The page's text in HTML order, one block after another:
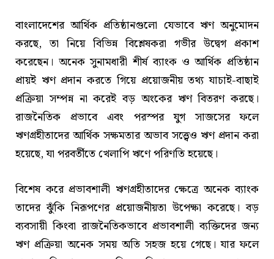
বাংলাদেশের আর্থিক প্রতিষ্ঠানগুলো যেভাবে ঋণ অনুমোদন
করছে, তা নিয়ে বিভিন্ন বিশ্লেষকরা গভীর উদ্বেগ প্রকাশ
করেছেন। অনেক সুনামধারী শীর্ষ ব্যাংক ও আর্থিক প্রতিষ্ঠান
প্রায়ই ঋণ প্রদান করতে গিয়ে প্রয়োজনীয় তথ্য যাচাই-বাছাই
প্রক্রিয়া সম্পন্ন না করেই বড় অংকের ঋণ বিতরণ করছে।
রাজনৈতিক প্রভাবে এবং পরস্পর যুগ সাজসের ফলে
ঋণগ্রহীতাদের আর্থিক সক্ষমতার অভাব সত্ত্বেও ঋণ প্রদান করা
হয়েছে, যা পরবর্তীতে খেলাপি ঋণে পরিণতি হয়েছে।
বিশেষ করে প্রভাবশালী ঋণগ্রহীতাদের ক্ষেত্রে অনেক ব্যাংক
তাদের ঝুঁকি নিরূপণের প্রয়োজনীয়তা উপেক্ষা করেছে। বড়
ব্যবসায়ী কিংবা রাজনৈতিকভাবে প্রভাবশালী ব্যক্তিদের জন্য
ঋণ প্রক্রিয়া অনেক সময় অতি সহজ হয়ে গেছে। যার ফলে